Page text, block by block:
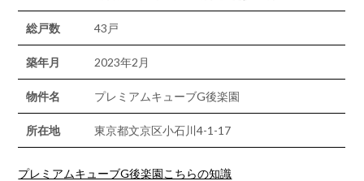
総戸数 43戸
築年月 2023年2月
物件名 プレミアムキューブG後楽園
所在地 東京都文京区小石川4-1-17
プレミアムキューブG後楽園こちらの知識